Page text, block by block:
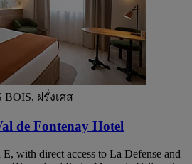
BOIS, ฝรั่งเศส
de Fontenay Hotel
with direct access to La Defense and